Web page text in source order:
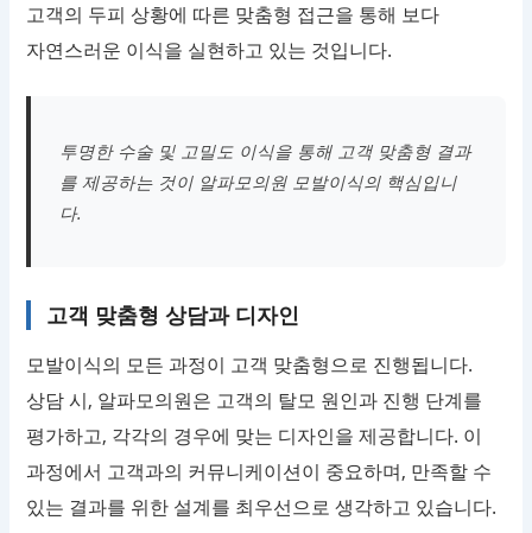
고객의 두피 상황에 따른 맞춤형 접근을 통해 보다
자연스러운 이식을 실현하고 있는 것입니다.
투명한 수술 및 고밀도 이식을 통해 고객 맞춤형 결과
를 제공하는 것이 알파모의원 모발이식의 핵심입니
다.
고객 맞춤형 상담과 디자인
모발이식의 모든 과정이 고객 맞춤형으로 진행됩니다.
상담 시, 알파모의원은 고객의 탈모 원인과 진행 단계를
평가하고, 각각의 경우에 맞는 디자인을 제공합니다. 이
과정에서 고객과의 커뮤니케이션이 중요하며, 만족할 수
있는 결과를 위한 설계를 최우선으로 생각하고 있습니다.